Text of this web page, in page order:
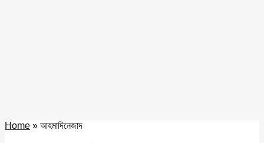
Home » আহমাদিনেজাদ